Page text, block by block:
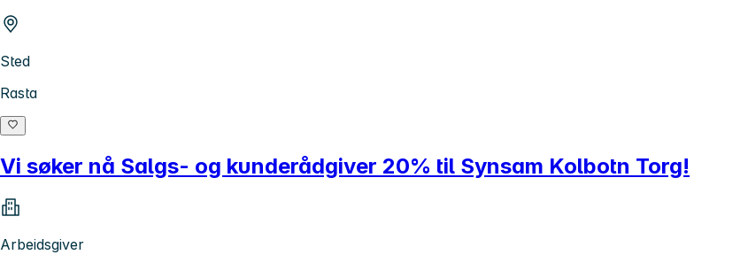
Sted
Rasta
Vi søker nå Salgs- og kunderådgiver 20% til Synsam Kolbotn Torg!
Arbeidsgiver